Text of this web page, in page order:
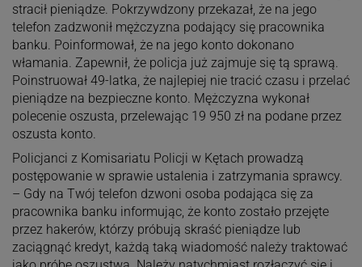
stracił pieniądze. Pokrzywdzony przekazał, że na jego
telefon zadzwonił mężczyzna podający się pracownika
banku. Poinformował, że na jego konto dokonano
włamania. Zapewnił, że policja już zajmuje się tą sprawą.
Poinstruował 49-latka, że najlepiej nie tracić czasu i przelać
pieniądze na bezpieczne konto. Mężczyzna wykonał
polecenie oszusta, przelewając 19 950 zł na podane przez
oszusta konto.
Policjanci z Komisariatu Policji w Kętach prowadzą
postępowanie w sprawie ustalenia i zatrzymania sprawcy.
– Gdy na Twój telefon dzwoni osoba podająca się za
pracownika banku informując, że konto zostało przejęte
przez hakerów, którzy próbują skraść pieniądze lub
zaciągnąć kredyt, każdą taką wiadomość należy traktować